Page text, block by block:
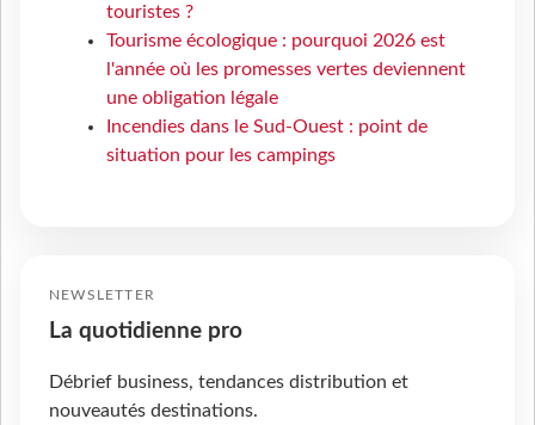
touristes ?
Tourisme écologique : pourquoi 2026 est
l'année où les promesses vertes deviennent
une obligation légale
Incendies dans le Sud-Ouest : point de
situation pour les campings
NEWSLETTER
La quotidienne pro
Débrief business, tendances distribution et
nouveautés destinations.